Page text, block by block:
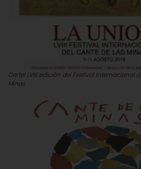
Cartel LVIII edición del Festival Internacional
Minas